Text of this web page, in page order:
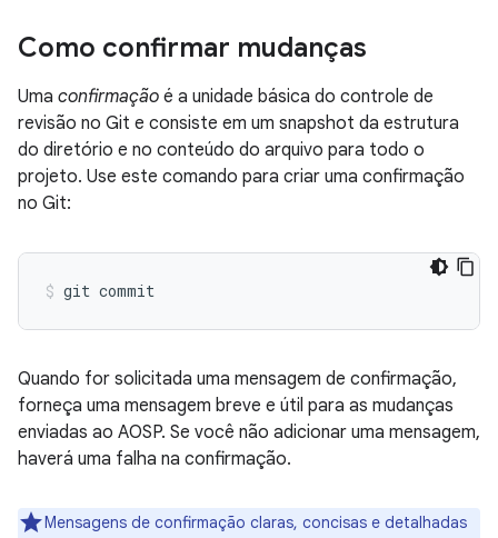
Como confirmar mudanças
Uma confirmação é a unidade básica do controle de
revisão no Git e consiste em um snapshot da estrutura
do diretório e no conteúdo do arquivo para todo o
projeto. Use este comando para criar uma confirmação
no Git:
Quando for solicitada uma mensagem de confirmação,
forneça uma mensagem breve e útil para as mudanças
enviadas ao AOSP. Se você não adicionar uma mensagem,
haverá uma falha na confirmação.
Mensagens de confirmação claras, concisas e detalhadas